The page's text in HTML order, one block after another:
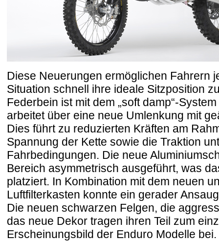
Diese Neuerungen ermöglichen Fahrern
Situation schnell ihre ideale Sitzposition
Federbein ist mit dem „soft damp“-
arbeitet über eine neue Umlenkung mit
Dies führt zu reduzierten Kräften am
Spannung der Kette sowie die Traktion
Fahrbedingungen. Die neue
Bereich asymmetrisch ausgeführt, was
platziert. In Kombination mit dem neuen
Luftfilterkasten konnte ein gerader
Die neuen schwarzen Felgen, die
das neue Dekor tragen ihren Teil zum
Erscheinungsbild der Enduro Modelle bei.